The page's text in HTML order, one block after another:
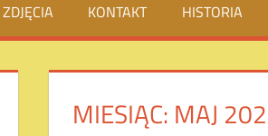
ZDJĘCIA KONTAKT HISTORIA
MIESIĄC: MAJ